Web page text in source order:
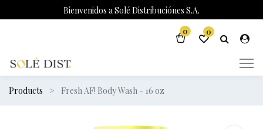
Bienvenidos a Solé Distribuciónes S.A.
0 0
Products Fresh AF! Body Wash - 16 oz